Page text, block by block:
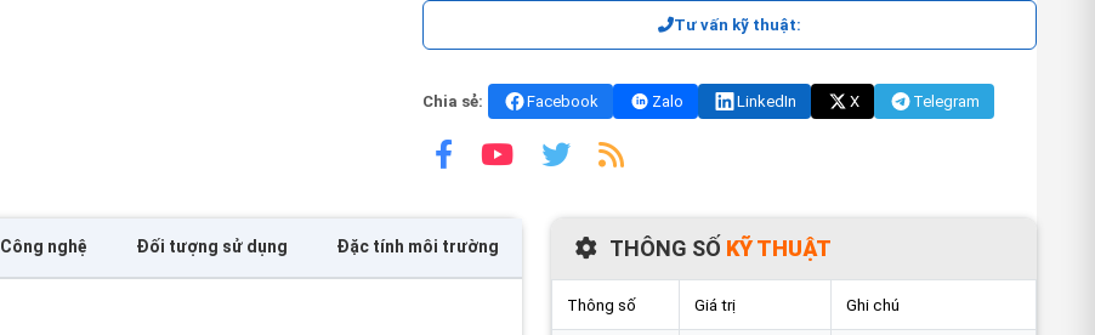
Tư vấn kỹ thuật:
Chia sẻ: Facebook Zalo LinkedIn X Telegram
Công nghệ Đối tượng sử dụng Đặc tính môi trường FAQ THÔNG SỐ KỸ THUẬT
Thông số Giá trị Ghi chú